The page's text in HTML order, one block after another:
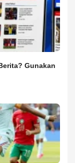
Gunakan